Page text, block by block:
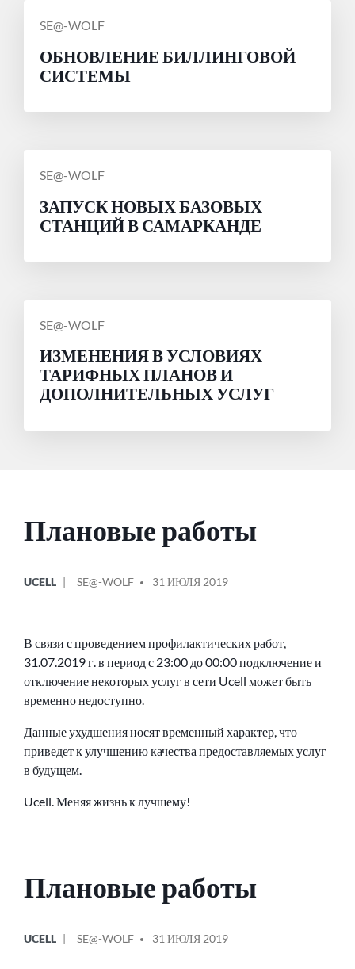
СООБЩЕНИЕ
SE@-WOLF
ОБНОВЛЕНИЕ БИЛЛИНГОВОЙ
СИСТЕМЫ
СООБЩЕНИЕ
SE@-WOLF
ЗАПУСК НОВЫХ БАЗОВЫХ
СТАНЦИЙ В САМАРКАНДЕ
СООБЩЕНИЕ
SE@-WOLF
ИЗМЕНЕНИЯ В УСЛОВИЯХ
ТАРИФНЫХ ПЛАНОВ И
ДОПОЛНИТЕЛЬНЫХ УСЛУГ
Плановые работы
В
UCELL
ОТ
SE@-WOLF 31 ИЮЛЯ 2019
В связи с проведением профилактических работ,
31.07.2019 г. в период с 23:00 до 00:00 подключение и
отключение некоторых услуг в сети Ucell может быть
временно недоступно.
Данные ухудшения носят временный характер, что
приведет к улучшению качества предоставляемых услуг
в будущем.
Ucell. Меняя жизнь к лучшему!
Плановые работы
В
UCELL
ОТ
SE@-WOLF 31 ИЮЛЯ 2019